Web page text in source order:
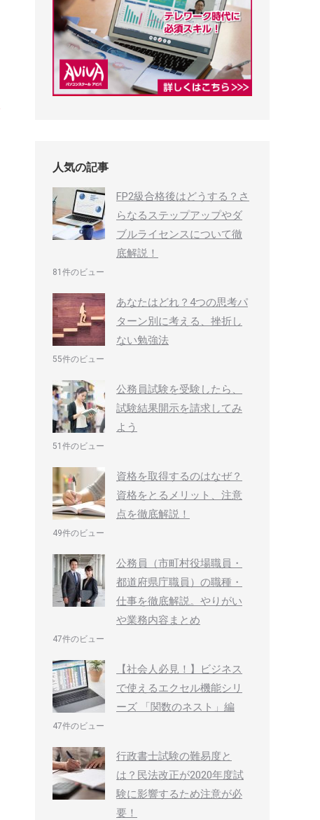
人気の記事
FP2級合格後はどうする？さ
らなるステップアップやダ
ブルライセンスについて徹
底解説！
81件のビュー
あなたはどれ？4つの思考パ
ターン別に考える、挫折し
ない勉強法
55件のビュー
公務員試験を受験したら、
試験結果開示を請求してみ
よう
51件のビュー
資格を取得するのはなぜ？
資格をとるメリット、注意
点を徹底解説！
49件のビュー
公務員（市町村役場職員・
都道府県庁職員）の職種・
仕事を徹底解説。やりがい
や業務内容まとめ
47件のビュー
【社会人必見！】ビジネス
で使えるエクセル機能シリ
ーズ 「関数のネスト」編
47件のビュー
行政書士試験の難易度と
は？民法改正が2020年度試
験に影響するため注意が必
要！